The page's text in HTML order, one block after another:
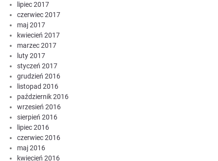
lipiec 2017
czerwiec 2017
maj 2017
kwiecień 2017
marzec 2017
luty 2017
styczeń 2017
grudzień 2016
listopad 2016
październik 2016
wrzesień 2016
sierpień 2016
lipiec 2016
czerwiec 2016
maj 2016
kwiecień 2016